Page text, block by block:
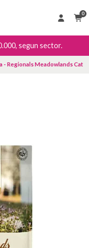
0
segun sector.
- Regionals Meadowlands Cat